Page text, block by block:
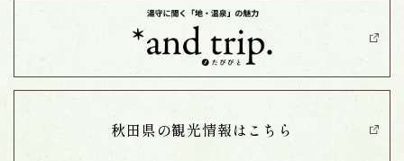
秋田県の観光情報は こちら